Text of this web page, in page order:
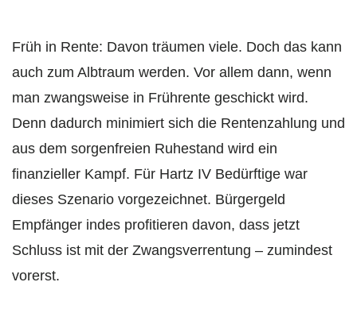
Früh in Rente: Davon träumen viele. Doch das kann
auch zum Albtraum werden. Vor allem dann, wenn
man zwangsweise in Frührente geschickt wird.
Denn dadurch minimiert sich die Rentenzahlung und
aus dem sorgenfreien Ruhestand wird ein
finanzieller Kampf. Für Hartz IV Bedürftige war
dieses Szenario vorgezeichnet. Bürgergeld
Empfänger indes profitieren davon, dass jetzt
Schluss ist mit der Zwangsverrentung – zumindest
vorerst.